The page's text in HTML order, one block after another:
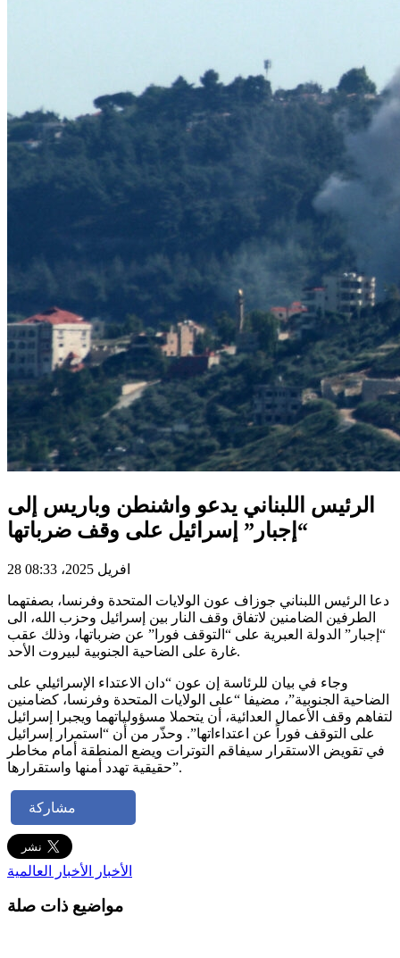
الرئيس اللبناني يدعو واشنطن وباريس إلى
“إجبار” إسرائيل على وقف ضرباتها
28 افريل 2025، 08:33
دعا الرئيس اللبناني جوزاف عون الولايات المتحدة وفرنسا، بصفتهما
الطرفين الضامنين لاتفاق وقف النار بين إسرائيل وحزب الله، الى
“إجبار” الدولة العبرية على “التوقف فورا” عن ضرباتها، وذلك عقب
غارة على الضاحية الجنوبية لبيروت الأحد.
وجاء في بيان للرئاسة إن عون “دان الاعتداء الإسرائيلي على
الضاحية الجنوبية”، مضيفا “على الولايات المتحدة وفرنسا، كضامنين
لتفاهم وقف الأعمال العدائية، أن يتحملا مسؤولياتهما ويجبرا إسرائيل
على التوقف فوراً عن اعتداءاتها”. وحذّر من أن “استمرار إسرائيل
في تقويض الاستقرار سيفاقم التوترات ويضع المنطقة أمام مخاطر
حقيقية تهدد أمنها واستقرارها”.
مشاركة
الأخبار الأخبار العالمية
مواضيع ذات صلة